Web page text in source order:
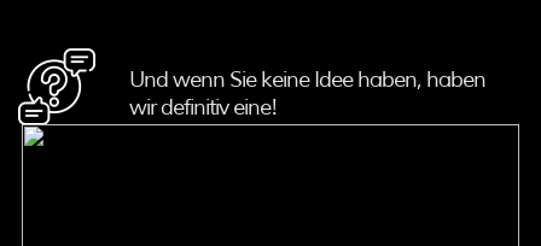
Und wenn Sie keine Idee haben, haben
wir definitiv eine!